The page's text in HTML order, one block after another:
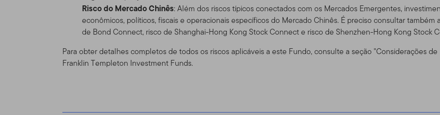
Risco do Mercado Chinês: Além dos riscos típicos conectados com os Mercados Emergentes,
econômicos, políticos, fiscais e operacionais específicos do Mercado Chinês. É preciso consultar também
de Bond Connect, risco de Shanghai-Hong Kong Stock Connect e risco de Shenzhen-Hong Kong Stock
Para obter detalhes completos de todos os riscos aplicáveis a este Fundo, consulte a seção "Considerações
Franklin Templeton Investment Funds.
Uso Autorizado, Usuários e Conta de
Uso pessoal. Esse Site existe apenas para seu uso pessoal e não comercial, a menos que
Esse site é dirigido a certos negociadores qualificados que possuem clientes com